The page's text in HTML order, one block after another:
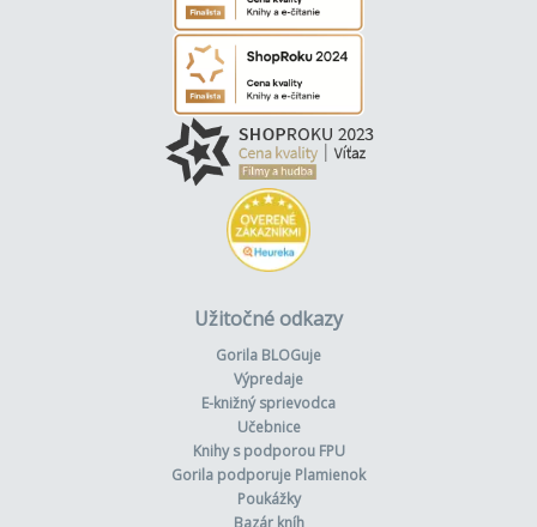
Užitočné odkazy
Gorila BLOGuje
Výpredaje
E-knižný sprievodca
Učebnice
Knihy s podporou FPU
Gorila podporuje Plamienok
Poukážky
Bazár kníh